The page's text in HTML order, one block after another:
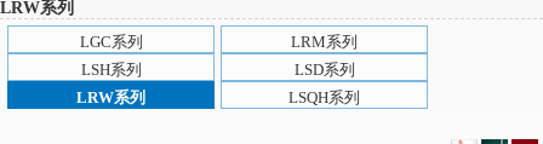
LRW系列
LGC系列
LRM系列
LSH系列
LSD系列
LRW系列
LSQH系列